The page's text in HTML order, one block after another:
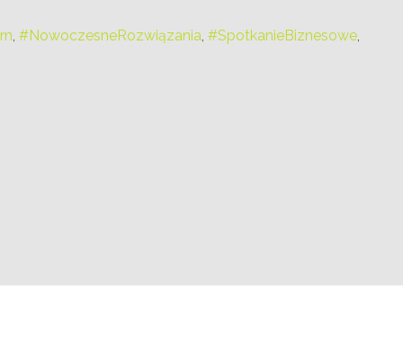
, #NowoczesneRozwiązania, #SpotkanieBiznesowe,